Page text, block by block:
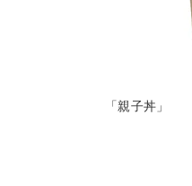
「親子丼」